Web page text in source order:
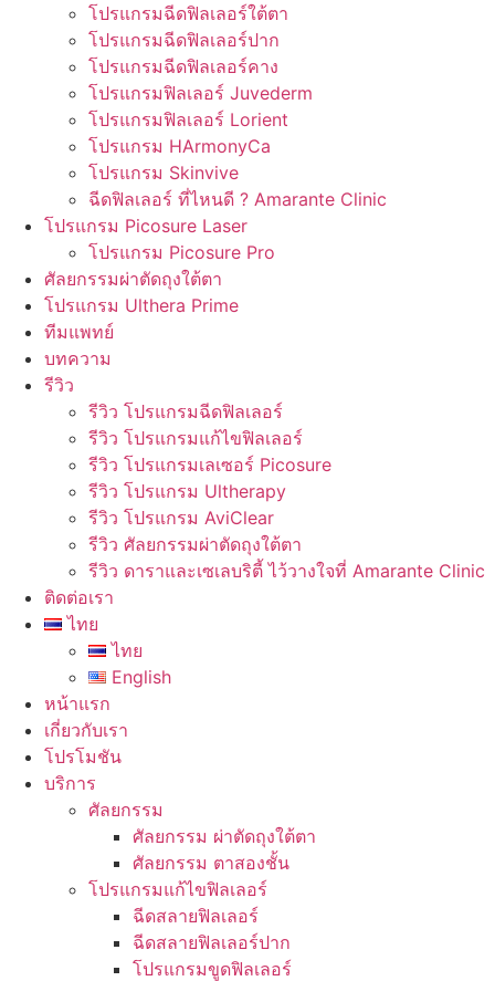
โปรแกรมฉีดฟิลเลอร์ใต้ตา
โปรแกรมฉีดฟิลเลอร์ปาก
โปรแกรมฉีดฟิลเลอร์คาง
โปรแกรมฟิลเลอร์ Juvederm
โปรแกรมฟิลเลอร์ Lorient
โปรแกรม HArmonyCa
โปรแกรม Skinvive
ฉีดฟิลเลอร์ ที่ไหนดี ? Amarante Clinic
โปรแกรม Picosure Laser
โปรแกรม Picosure Pro
ศัลยกรรมผ่าตัดถุงใต้ตา
โปรแกรม Ulthera Prime
ทีมแพทย์
บทความ
รีวิว
รีวิว โปรแกรมฉีดฟิลเลอร์
รีวิว โปรแกรมแก้ไขฟิลเลอร์
รีวิว โปรแกรมเลเซอร์ Picosure
รีวิว โปรแกรม Ultherapy
รีวิว โปรแกรม AviClear
รีวิว ศัลยกรรมผ่าตัดถุงใต้ตา
รีวิว ดาราและเซเลบริตี้ ไว้วางใจที่ Amarante Clinic
ติดต่อเรา
ไทย
ไทย
English
หน้าแรก
เกี่ยวกับเรา
โปรโมชัน
บริการ
ศัลยกรรม
ศัลยกรรม ผ่าตัดถุงใต้ตา
ศัลยกรรม ตาสองชั้น
โปรแกรมแก้ไขฟิลเลอร์
ฉีดสลายฟิลเลอร์
ฉีดสลายฟิลเลอร์ปาก
โปรแกรมขูดฟิลเลอร์